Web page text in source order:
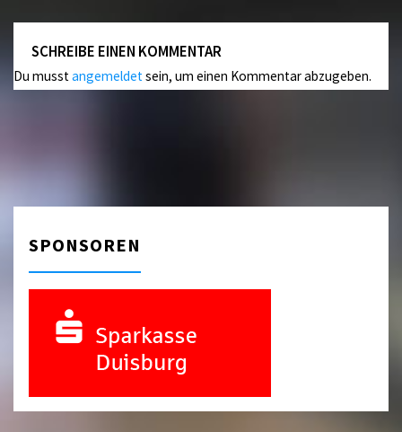
SCHREIBE EINEN KOMMENTAR
Du musstangemeldet sein, um einen Kommentar abzugeben.
SPONSOREN